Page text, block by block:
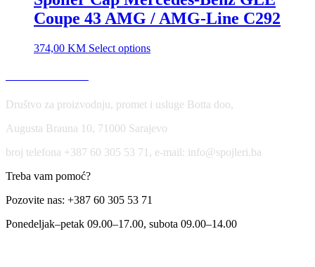
Coupe 43 AMG / AMG-Line C292
374,00 KM Select options
Društvo za proizvodnju, promet i usluge Botta doo,
Augusta Brauna 10, 71000 Sarajevo
broj telefona +387 60 305 53 71, e-mail: info@spojleri.ba
Treba vam pomoć?
Pozovite nas: +387 60 305 53 71
Ponedeljak–petak 09.00–17.00, subota 09.00–14.00